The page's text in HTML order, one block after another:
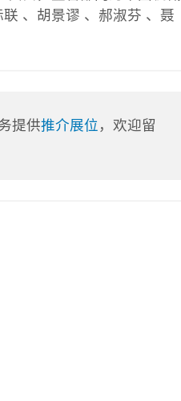
、胡景谬 、郝淑芬 、聂
提供推介展位 ，欢迎留